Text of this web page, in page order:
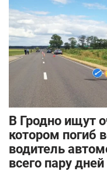
В Гродно ищут
котором погиб
водитель
всего пару